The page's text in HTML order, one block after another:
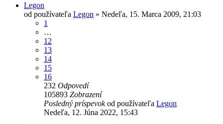
Legon
od používateľa Legon » Nedeľa, 15. Marca 2009, 21:03
1
…
12
13
14
15
16
232 Odpovedí
105893 Zobrazení
Posledný príspevokod používateľa Legon
Nedeľa, 12. Júna 2022, 15:43